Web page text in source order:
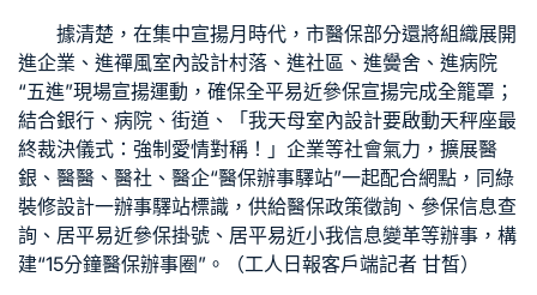
據清楚，在集中宣揚月時代，市醫保部分還將組織展開
進企業、進禪風室內設計村落、進社區、進黌舍、進病院
“五進”現場宣揚運動，確保全平易近參保宣揚完成全籠罩；
結合銀行、病院、街道、「我天母室內設計要啟動天秤座最
終裁決儀式：強制愛情對稱！」企業等社會氣力，擴展醫
銀、醫醫、醫社、醫企“醫保辦事驛站”一起配合網點，同綠
裝修設計一辦事驛站標識，供給醫保政策徵詢、參保信息查
詢、居平易近參保掛號、居平易近小我信息變革等辦事，構
建“15分鐘醫保辦事圈”。（工人日報客戶端記者 甘皙）